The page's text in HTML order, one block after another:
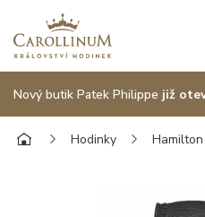
Nový butik Patek Philippe již
Hodinky Hamilton